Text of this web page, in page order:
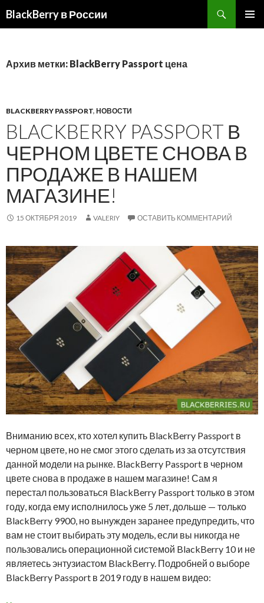
BlackBerry в России
Архив метки: BlackBerry Passport цена
BLACKBERRY PASSPORT, НОВОСТИ
BLACKBERRY PASSPORT В
ЧЕРНОМ ЦВЕТЕ СНОВА В
ПРОДАЖЕ В НАШЕМ
МАГАЗИНЕ!
15 ОКТЯБРЯ 2019 VALERIY ОСТАВИТЬ КОММЕНТАРИЙ
Вниманию всех, кто хотел купить BlackBerry Passport в
черном цвете, но не смог этого сделать из за отсутствия
данной модели на рынке. BlackBerry Passport в черном
цвете снова в продаже в нашем магазине! Сам я
перестал пользоваться BlackBerry Passport только в этом
году, когда ему исполнилось уже 5 лет, дольше — только
BlackBerry 9900, но вынужден заранее предупредить, что
вам не стоит выбирать эту модель, если вы никогда не
пользовались операционной системой BlackBerry 10 и не
являетесь энтузиастом BlackBerry. Подробней о выборе
BlackBerry Passport в 2019 году в нашем видео: